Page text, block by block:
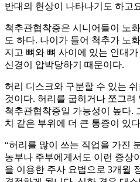
반대의 현상이 나타나기도 하고
척추관협착증은 시니어들이 노
도 하다. 나이가 들어 척추가 노
지고 뼈와 뼈 사이에 있는 인대
신경이 압박당하기 때문이다.
허리 디스크와 구분할 수 있는
것이다. 허리를 굽히거나 쪼그려
척추관협착증일 가능성이 높다.
치 같은 부위에 더 큰 통증이 있
“허리를 많이 쓰는 직업을 가진
농부나 주부에게서도 이런 증상
을 이용한 주사 요법으로 3개월